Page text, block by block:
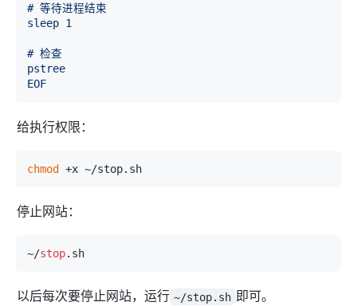
# 等待进程结束
sleep 1
# 检查
pstree
EOF
给执行权限：
chmod +x ~/stop.sh
停止网站：
~/stop .sh
以后每次要停止网站，运行 ~/stop.sh 即可。